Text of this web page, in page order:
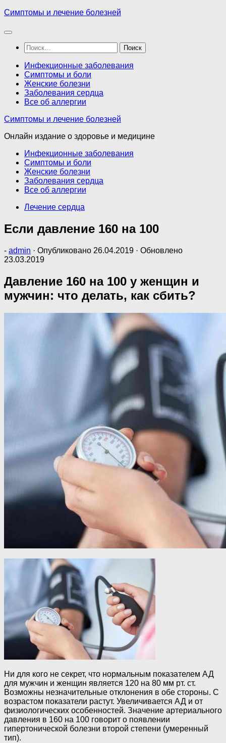
Перейти
содержимому
Симптомы и лечение болезней
Найти:
Инфекционные заболевания
Симптомы и боли
Женские болезни
Заболевания сердца
Все об аллергии
Симптомы и лечение болезней
Онлайн издание о здоровье и медицине
Инфекционные заболевания
Симптомы и боли
Женские болезни
Заболевания сердца
Все об аллергии
Лечение сердца
Если давление 160 на 100
- admin · Опубликовано 26.04.2019 · Обновлено
23.03.2019
Давление 160 на 100 у женщин и
мужчин: что делать, как сбить?
Ни для кого не секрет, что нормальным показателем АД
для мужчин и женщин является 120 на 80 мм рт. ст.
Возможны незначительные отклонения в обе стороны. С
возрастом показатели растут. Увеличивается АД и от
физиологических особенностей. Значение артериального
давления в 160 на 100 говорит о появлении
гипертонической болезни второй степени (умеренный
тип).